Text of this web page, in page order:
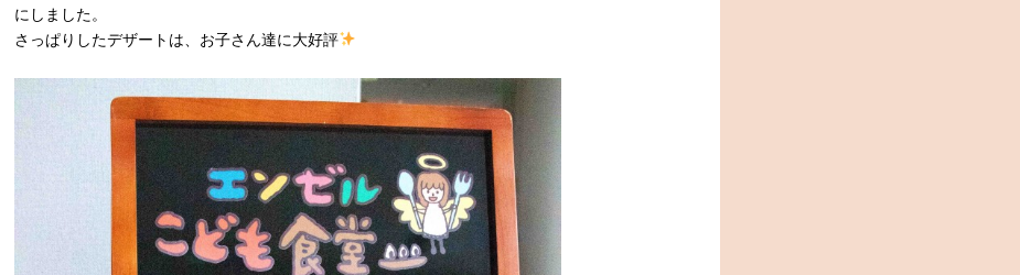
にしました。
さっぱりしたデザートは、お子さん達に大好評